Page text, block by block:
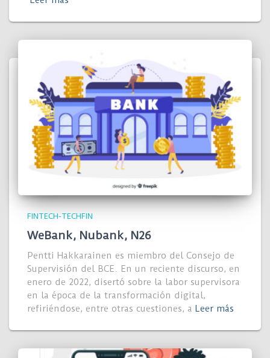
FINTECH-TECHFIN
WeBank, Nubank, N26
Pentti Hakkarainen es miembro del Consejo de
Supervisión del BCE. En un reciente discurso, en
enero de 2022, disertó sobre la labor supervisora
en la época de la transformación digital,
refiriéndose, entre otras cuestiones, a Leer más